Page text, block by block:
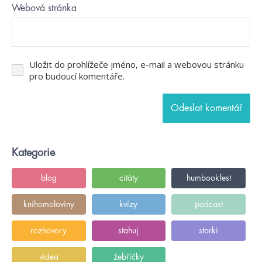
Webová stránka
Uložit do prohlížeče jméno, e-mail a webovou stránku
pro budoucí komentáře.
Kategorie
blog citáty humbookfest
knihomoloviny kvízy podcast
rozhovory stahuj storki
videa žebříčky